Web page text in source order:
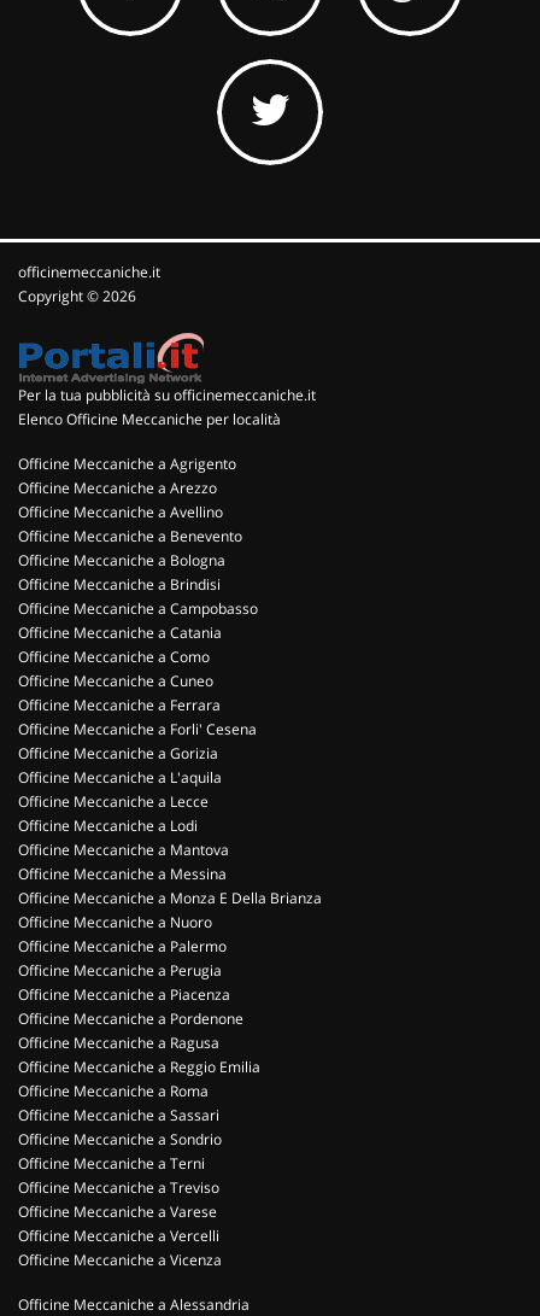
officinemeccaniche.it
Copyright © 2026
Per la tua pubblicità su officinemeccaniche.it
Elenco Officine Meccaniche per località
Officine Meccaniche a Agrigento
Officine Meccaniche a Arezzo
Officine Meccaniche a Avellino
Officine Meccaniche a Benevento
Officine Meccaniche a Bologna
Officine Meccaniche a Brindisi
Officine Meccaniche a Campobasso
Officine Meccaniche a Catania
Officine Meccaniche a Como
Officine Meccaniche a Cuneo
Officine Meccaniche a Ferrara
Officine Meccaniche a Forli' Cesena
Officine Meccaniche a Gorizia
Officine Meccaniche a L'aquila
Officine Meccaniche a Lecce
Officine Meccaniche a Lodi
Officine Meccaniche a Mantova
Officine Meccaniche a Messina
Officine Meccaniche a Monza E Della Brianza
Officine Meccaniche a Nuoro
Officine Meccaniche a Palermo
Officine Meccaniche a Perugia
Officine Meccaniche a Piacenza
Officine Meccaniche a Pordenone
Officine Meccaniche a Ragusa
Officine Meccaniche a Reggio Emilia
Officine Meccaniche a Roma
Officine Meccaniche a Sassari
Officine Meccaniche a Sondrio
Officine Meccaniche a Terni
Officine Meccaniche a Treviso
Officine Meccaniche a Varese
Officine Meccaniche a Vercelli
Officine Meccaniche a Vicenza
Officine Meccaniche a Alessandria